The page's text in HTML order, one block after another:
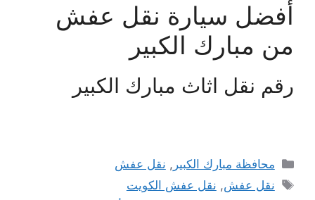
أفضل سيارة نقل عفش
من مبارك الكبير
رقم نقل اثاث مبارك الكبير
التصنيفات
محافظة مبارك الكبير , نقل عفش
الوسوم
نقل عفش, نقل عفش الكويت